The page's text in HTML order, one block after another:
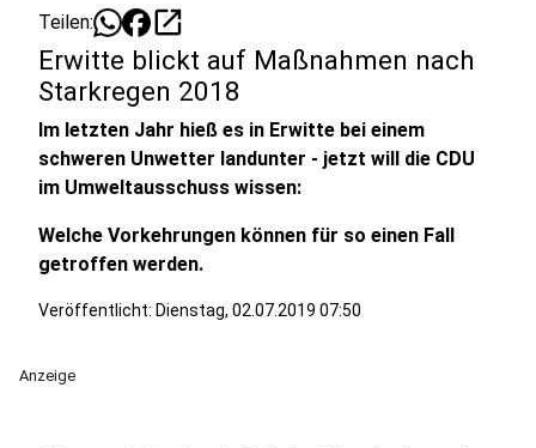
Teilen: open_in_new
Erwitte blickt auf Maßnahmen nach
Starkregen 2018
Im letzten Jahr hieß es in Erwitte bei einem
schweren Unwetter landunter - jetzt will die CDU
im Umweltausschuss wissen:
Welche Vorkehrungen können für so einen Fall
getroffen werden.
Veröffentlicht: Dienstag, 02.07.2019 07:50
Anzeige